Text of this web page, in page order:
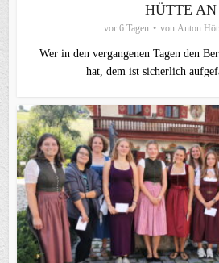
HÜTTE AN
vor 6 Tagen von Anton
Wer in den vergangenen Tagen den
hat, dem ist sicherlich